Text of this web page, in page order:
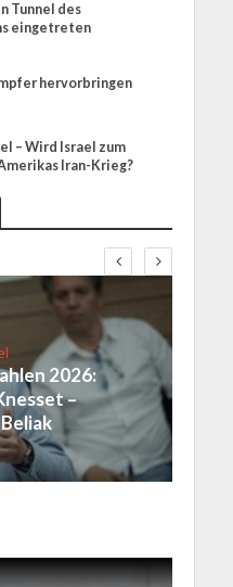
Tunnel des
eingetreten
hervorbringen
– Wird Israel zum
Iran-Krieg?
2026:
–